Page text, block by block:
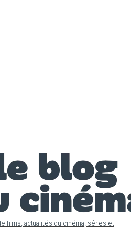
films, actualités du cinéma, séries et